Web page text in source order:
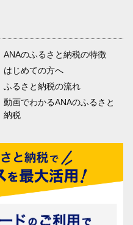
ANAのふるさと納税の特徴
はじめての方へ
ふるさと納税の流れ
動画でわかるANAのふるさと
納税